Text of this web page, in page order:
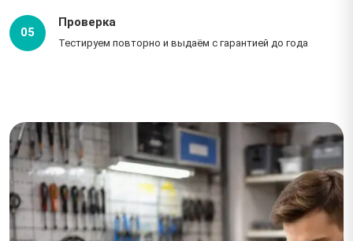
05
Проверка
Тестируем повторно и выдаём с гарантией до года